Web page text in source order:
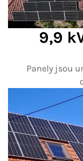
9,9
Panely jsou